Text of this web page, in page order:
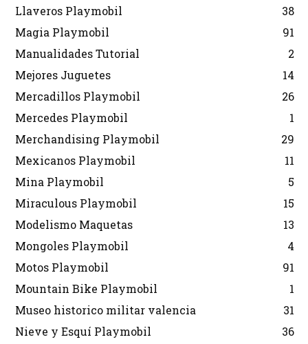
Llaveros Playmobil
38
Magia Playmobil
91
Manualidades Tutorial
2
Mejores Juguetes
14
Mercadillos Playmobil
26
Mercedes Playmobil
1
Merchandising Playmobil
29
Mexicanos Playmobil
11
Mina Playmobil
5
Miraculous Playmobil
15
Modelismo Maquetas
13
Mongoles Playmobil
4
Motos Playmobil
91
Mountain Bike Playmobil
1
Museo historico militar valencia
31
Nieve y Esquí Playmobil
36